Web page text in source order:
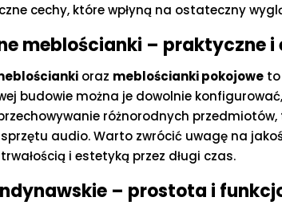
cechy, które wpłyną na ostateczny
meblościanki – praktyczne
oraz meblościanki pokojowe to
budowie można je dowolnie
różnorodnych
audio. Warto zwrócić uwagę na
i estetyką przez długi czas.
– prostota i